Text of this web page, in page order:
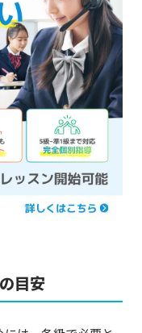
目安